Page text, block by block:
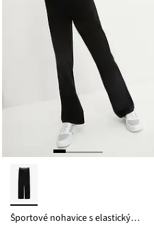
Športové nohavice s elastickým pásom